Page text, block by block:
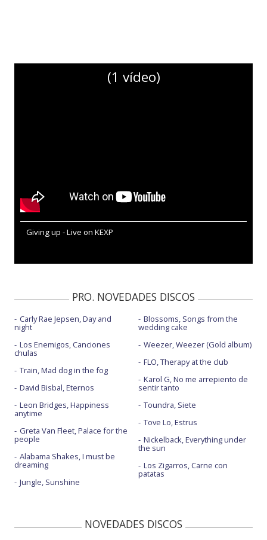
(1 vídeo)
Giving up - Live on KEXP
PRO. NOVEDADES DISCOS
Carly Rae Jepsen, Day and
night
Los Enemigos, Canciones
chulas
Train, Mad dog in the fog
David Bisbal, Eternos
Leon Bridges, Happiness
anytime
Greta Van Fleet, Palace for the
people
Alabama Shakes, I must be
dreaming
Jungle, Sunshine
Blossoms, Songs from the
wedding cake
Weezer, Weezer (Gold album)
FLO, Therapy at the club
Karol G, No me arrepiento de
sentir tanto
Toundra, Siete
Tove Lo, Estrus
Nickelback, Everything under
the sun
Los Zigarros, Carne con
patatas
NOVEDADES DISCOS